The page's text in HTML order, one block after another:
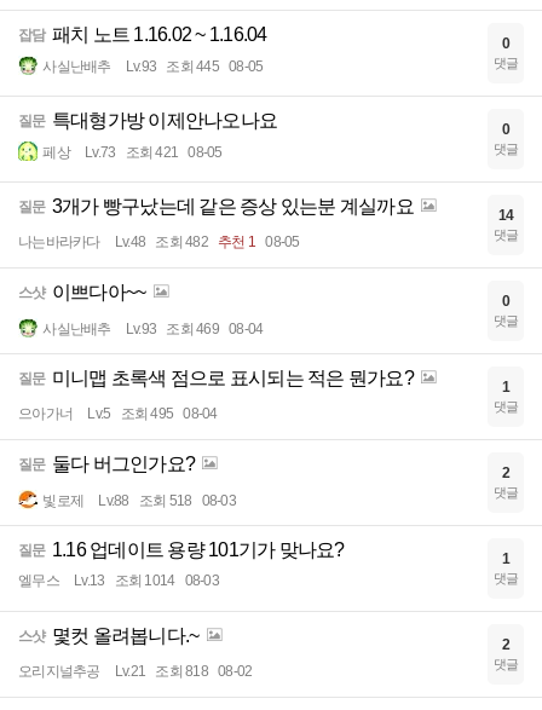
잡담 패치 노트 1.16.02 ~ 1.16.04
사실난배추 Lv.93 조회 445 08-05
0
댓글
질문 특대형가방 이제안나오나요
페상 Lv.73 조회 421 08-05
0
댓글
질문 3개가 빵구났는데 같은 증상 있는분 계실까요
나는바라카다 Lv.48 조회 482 추천 1 08-05
14
댓글
스샷 이쁘다아~~
사실난배추 Lv.93 조회 469 08-04
0
댓글
질문 미니맵 초록색 점으로 표시되는 적은 뭔가요?
으아가너 Lv.5 조회 495 08-04
1
댓글
질문 둘다 버그인가요?
빛로제 Lv.88 조회 518 08-03
2
댓글
질문 1.16 업데이트 용량 101기가 맞나요?
엘무스 Lv.13 조회 1014 08-03
1
댓글
스샷 몇컷 올려봅니다.~
오리지널추공 Lv.21 조회 818 08-02
2
댓글